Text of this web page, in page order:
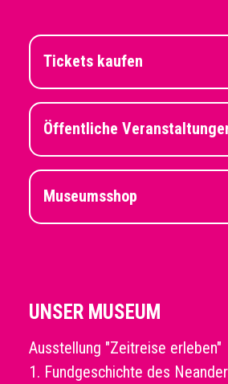
Tickets kaufen
Öffentliche
Museumsshop
UNSER MUSEUM
Ausstellung "Zeitreise erleben"
1. Fundgeschichte des